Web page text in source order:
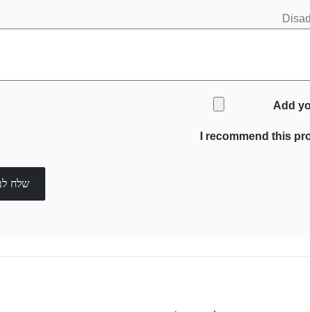
Add
I recommend this
שלח